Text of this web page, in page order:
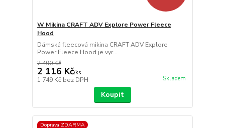
W Mikina CRAFT ADV Explore Power Fleece
Hood
Dámská fleecová mikina CRAFT ADV Explore
Power Fleece Hood je vyr...
2 490 Kč
2 116 Kč/ks
1 749 Kč bez DPH Skladem
Koupit
Doprava ZDARMA